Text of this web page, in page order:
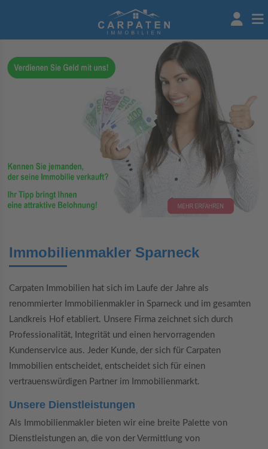
Immobilienmakler Sparneck
Carpaten Immobilien hat sich im Laufe der Jahre als
renommierter Immobilienmakler in Sparneck und im gesamten
Landkreis Hof etabliert. Unsere Firma zeichnet sich durch
Professionalität, Integrität und einen hervorragenden
Kundenservice aus. Jeder Kunde, der sich für Carpaten
Immobilien entscheidet, entscheidet sich für einen
vertrauenswürdigen Partner im Immobilienmarkt.
Unsere Dienstleistungen
Als Immobilienmakler bieten wir eine breite Palette von
Dienstleistungen an, die von der Vermittlung von